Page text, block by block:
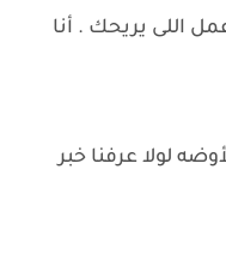
اللى يريحك . أنا
لولا عرفنا خبر